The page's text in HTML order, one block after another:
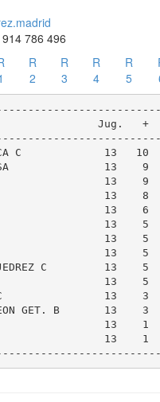
786 496
R
2
R
3
R
4
R
5
Jug.   +
C             13
13    9
A                  13    9
B                 13    8
13    6  5
13
13    5
B                 13    5
AJEDREZ C         13
13    5
C                13
LEON GET. B       13
13    1
C                  13    1